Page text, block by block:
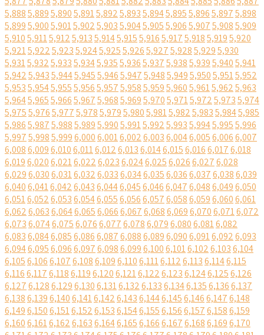
5,8885,8895,8905,8915,8925,8935,8945,8955,8965,8975,898
5,8995,9005,9015,9025,9035,9045,9055,9065,9075,9085,909
5,9105,9115,9125,9135,9145,9155,9165,9175,9185,9195,920
5,9215,9225,9235,9245,9255,9265,9275,9285,9295,930
5,9315,9325,9335,9345,9355,9365,9375,9385,9395,9405,941
5,9425,9435,9445,9455,9465,9475,9485,9495,9505,9515,952
5,9535,9545,9555,9565,9575,9585,9595,9605,9615,9625,963
5,9645,9655,9665,9675,9685,9695,9705,9715,9725,9735,974
5,9755,9765,9775,9785,9795,9805,9815,9825,9835,9845,985
5,9865,9875,9885,9895,9905,9915,9925,9935,9945,9955,996
5,9975,9985,9996,0006,0016,0026,0036,0046,0056,0066,007
6,0086,0096,0106,0116,0126,0136,0146,0156,0166,0176,018
6,0196,0206,0216,0226,0236,0246,0256,0266,0276,028
6,0296,0306,0316,0326,0336,0346,0356,0366,0376,0386,039
6,0406,0416,0426,0436,0446,0456,0466,0476,0486,0496,050
6,0516,0526,0536,0546,0556,0566,0576,0586,0596,0606,061
6,0626,0636,0646,0656,0666,0676,0686,0696,0706,0716,072
6,0736,0746,0756,0766,0776,0786,0796,0806,0816,082
6,0836,0846,0856,0866,0876,0886,0896,0906,0916,0926,093
6,0946,0956,0966,0976,0986,0996,1006,1016,1026,1036,104
6,1056,1066,1076,1086,1096,1106,1116,1126,1136,1146,115
6,1166,1176,1186,1196,1206,1216,1226,1236,1246,1256,126
6,1276,1286,1296,1306,1316,1326,1336,1346,1356,1366,137
6,1386,1396,1406,1416,1426,1436,1446,1456,1466,1476,148
6,1496,1506,1516,1526,1536,1546,1556,1566,1576,1586,159
6,1606,1616,1626,1636,1646,1656,1666,1676,1686,1696,170